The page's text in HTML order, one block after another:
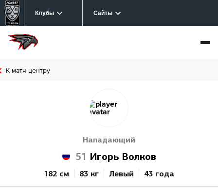
Клубы Сайты
К матч-центру
Нападающий
51 Игорь Волков
182 см 83 кг Левый 43 года